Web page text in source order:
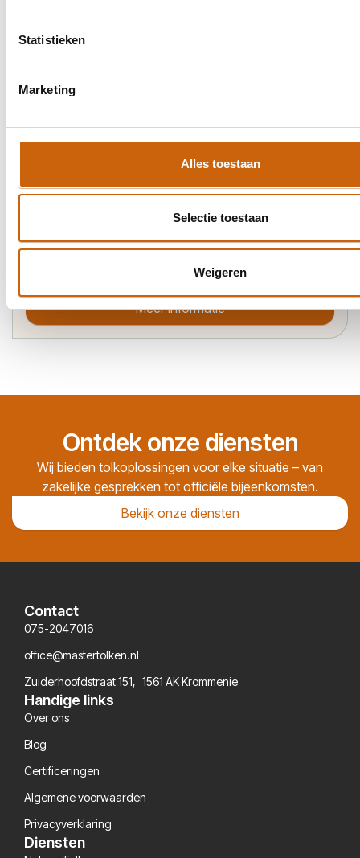
Statistieken
Marketing
Alles toestaan
Selectie toestaan
Weigeren
ISO 18841
Meer informatie
ISO 17100
Meer informatie
Ontdek onze diensten
Wij bieden tolkoplossingen voor elke situatie – van
zakelijke gesprekken tot officiële bijeenkomsten.
Bekijk onze diensten
Contact
075-2047016
office@mastertolken.nl
Zuiderhoofdstraat 151, 1561 AK Krommenie
Handige links
Over ons
Blog
Certificeringen
Algemene voorwaarden
Privacyverklaring
Diensten